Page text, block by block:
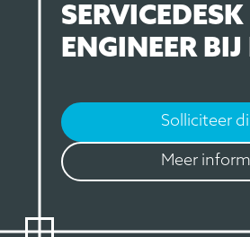
SERVICEDESK
ENGINEER
Solliciteer
Meer